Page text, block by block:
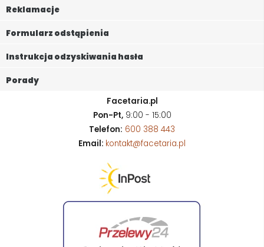
Reklamacje
Formularz odstąpienia
Instrukcja odzyskiwania hasła
Porady
Facetaria.pl
Pon-Pt,9:00 - 15:00
Telefon: 600 388 443
Email: kontakt@facetaria.pl